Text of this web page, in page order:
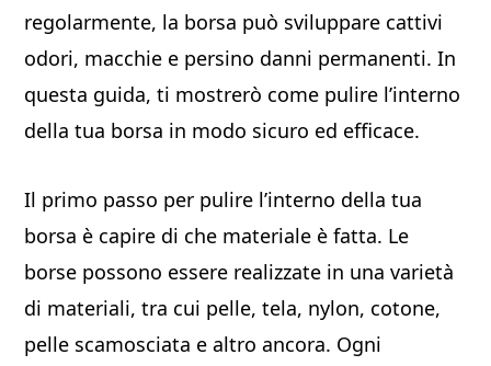
regolarmente, la borsa può sviluppare cattivi
odori, macchie e persino danni permanenti. In
questa guida, ti mostrerò come pulire l’interno
della tua borsa in modo sicuro ed efficace.
Il primo passo per pulire l’interno della tua
borsa è capire di che materiale è fatta. Le
borse possono essere realizzate in una varietà
di materiali, tra cui pelle, tela, nylon, cotone,
pelle scamosciata e altro ancora. Ogni